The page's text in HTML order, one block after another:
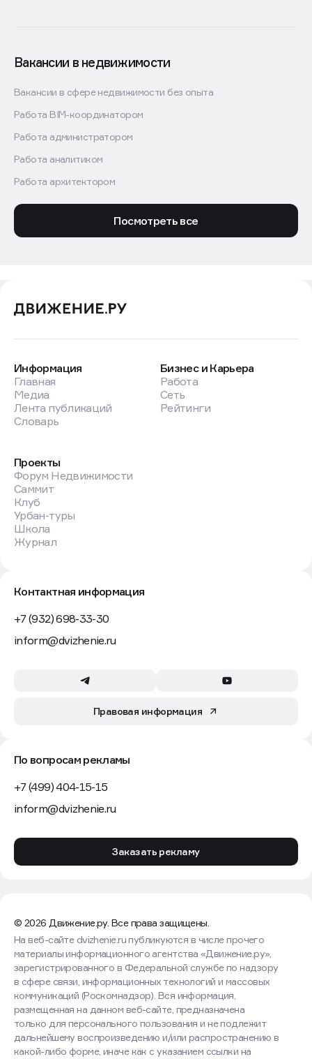
Вакансии в недвижимости
Вакансии в сфере недвижимости без опыта
Работа BIM-координатором
Работа администратором
Работа аналитиком
Работа архитектором
Посмотреть все
Информация
Главная
Медиа
Лента публикаций
Словарь
Бизнес и Карьера
Работа
Сеть
Рейтинги
Проекты
Форум Недвижимости
Саммит
Клуб
Урбан-туры
Школа
Журнал
Контактная информация
+7 (932) 698-33-30
inform@dvizhenie.ru
Правовая информация
По вопросам рекламы
+7 (499) 404-15-15
inform@dvizhenie.ru
Заказать рекламу
© 2026 Движение.ру. Все права защищены.
На веб-сайте dvizhenie.ru публикуются в числе прочего
материалы информационного агентства «Движение.ру»,
зарегистрированного в Федеральной службе по надзору
в сфере связи, информационных технологий и массовых
коммуникаций (Роскомнадзор). Вся информация,
размещенная на данном веб-сайте, предназначена
только для персонального пользования и не подлежит
дальнейшему воспроизведению и/или распространению в
какой-либо форме, иначе как с указанием ссылки на